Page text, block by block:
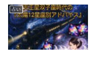
占い